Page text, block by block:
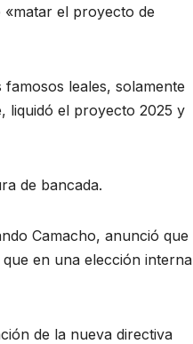
«matar el proyecto de
leales, solamente
liquidó el proyecto 2025 y
de bancada.
Camacho, anunció que
en una elección interna
de la nueva directiva